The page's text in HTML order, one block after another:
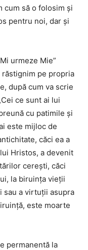
cum să o folosim şi
pentru noi, dar şi
urmeze Mie”
pe propria
după cum va scrie
ce sunt ai lui
cu patimile şi
este mijloc de
căci ea a
Hristos, a devenit
cereşti, căci
la biruinţa vieţii
sau a virtuţii asupra
este moarte
permanentă la